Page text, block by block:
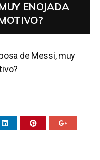
ENOJADA